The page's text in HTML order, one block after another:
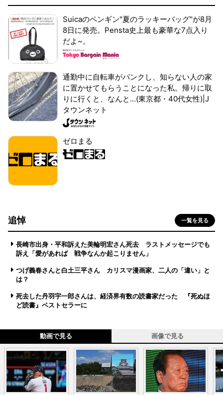
Suicaのペンギン"夏のラッキーバッグ"が8月
8日に発売。Pensta史上最も豪華な7点入り
だよ~。
通勤中に自転車がパンクし、知らない人の家
に置かせてもらうことになった私。帰りに取
りに行くと、なんと...(東京都・40代女性)|J
タウンネット
ゼロまる
追悼 一覧を見る
長崎市出身・平和訴えた美輪明宏さん死去 ラストメッセージでも
訴え「愛があれば 戦争なんか起こりません」
つげ義春さんと白土三平さん カリスマ漫画家、二人の「違い」と
は？
死去した丹羽宇一郎さんは、経済界有数の読書家だった 『死ぬほ
ど読書』ベストセラーに
動画で見る 画像で見る